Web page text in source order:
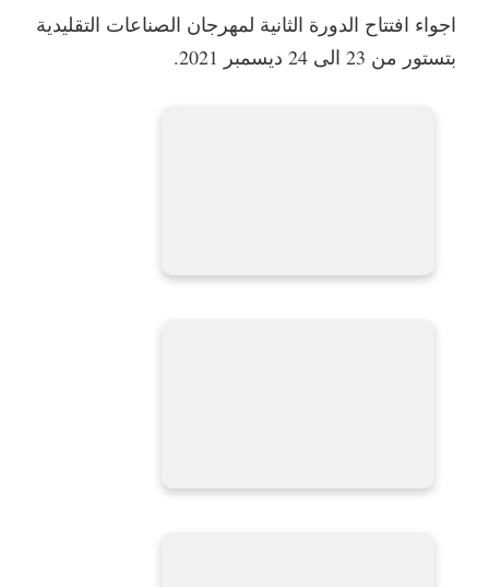
اجواء افتتاح الدورة الثانية لمهرجان الصناعات التقليدية
بتستور من 23 الى 24 ديسمبر 2021.